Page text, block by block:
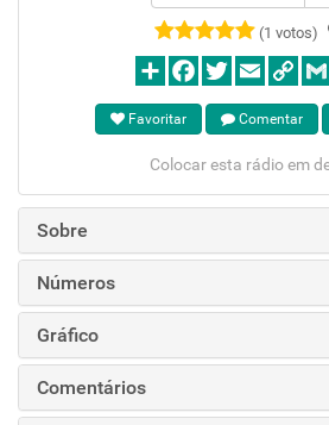
(1 votos)
Favoritar Comentar
Colocar esta rádio em
Sobre
Números
Gráfico
Comentários